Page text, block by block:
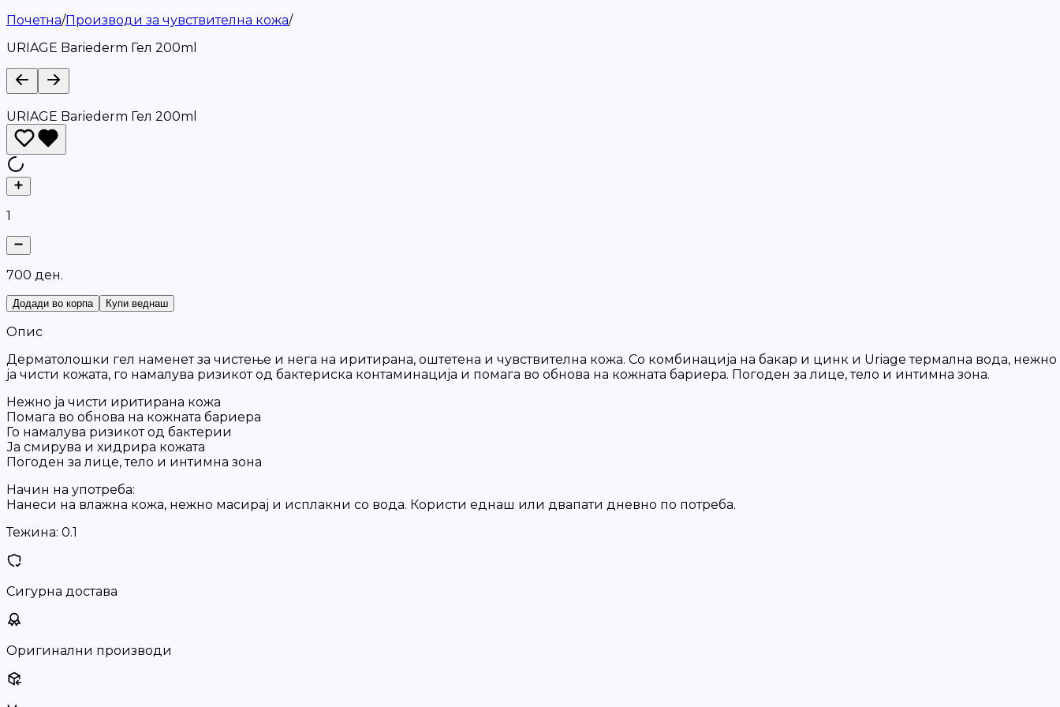
Почетна/Производи за чувствителна кожа/
URIAGE Bariederm Гел 200ml
URIAGE Bariederm Гел 200ml
1
700 ден.
Додади во корпа Купи веднаш
Опис
Дерматолошки гел наменет за чистење и нега на иритирана, оштетена и чувствителна кожа. Со комбинација на бакар и цинк и Uriage термална вода, нежно
ја чисти кожата, го намалува ризикот од бактериска контаминација и помага во обнова на кожната бариера. Погоден за лице, тело и интимна зона.
Нежно ја чисти иритирана кожа
Помага во обнова на кожната бариера
Го намалува ризикот од бактерии
Ја смирува и хидрира кожата
Погоден за лице, тело и интимна зона
Начин на употреба:
Нанеси на влажна кожа, нежно масирај и исплакни со вода. Користи еднаш или двапати дневно по потреба.
Тежина: 0.1
Сигурна достава
Оригинални производи